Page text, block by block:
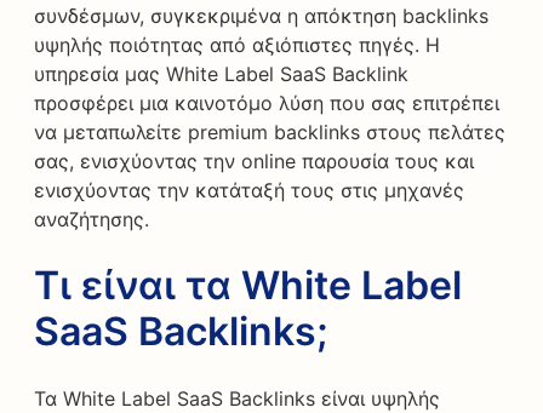
συνδέσμων, συγκεκριμένα η απόκτηση backlinks
υψηλής ποιότητας από αξιόπιστες πηγές. Η
υπηρεσία μας White Label SaaS Backlink
προσφέρει μια καινοτόμο λύση που σας επιτρέπει
να μεταπωλείτε premium backlinks στους πελάτες
σας, ενισχύοντας την online παρουσία τους και
ενισχύοντας την κατάταξή τους στις μηχανές
αναζήτησης.
Τι είναι τα White Label
SaaS Backlinks;
Τα White Label SaaS Backlinks είναι υψηλής